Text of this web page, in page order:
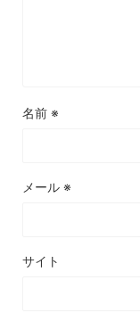
名前 ※
メール ※
サイト